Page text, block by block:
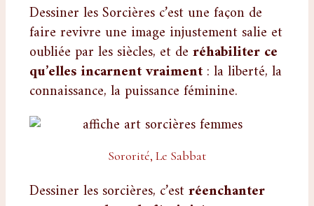
Dessiner les Sorcières c’est une façon de
faire revivre une image injustement salie et
oubliée par les siècles, et de réhabiliter ce
qu’elles incarnent vraiment : la liberté, la
connaissance, la puissance féminine.
Sororité, Le Sabbat
Dessiner les sorcières, c’estréenchanter